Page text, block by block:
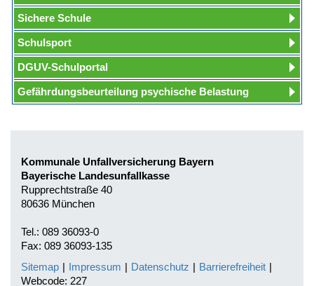
Sichere Schule
Schulsport
DGUV-Schulportal
Gefährdungsbeurteilung psychische Belastung
Kommunale Unfallversicherung Bayern
Bayerische Landesunfallkasse
Rupprechtstraße 40
80636 München
Tel.: 089 36093-0
Fax: 089 36093-135
Sitemap | Impressum | Datenschutz | Barrierefreiheit |
Webcode: 227